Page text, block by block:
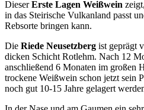
DieserErste Lagen Weißwein
in das Steirische Vulkanland passt
Rebsorte bringen kann.
Die Riede Neusetzberg ist geprägt
dicken Schicht Rotlehm. Nach 12
anschließend 6 Monaten im großen
trockene Weißwein schon jetzt sein
noch gut 10-15 Jahre gelagert